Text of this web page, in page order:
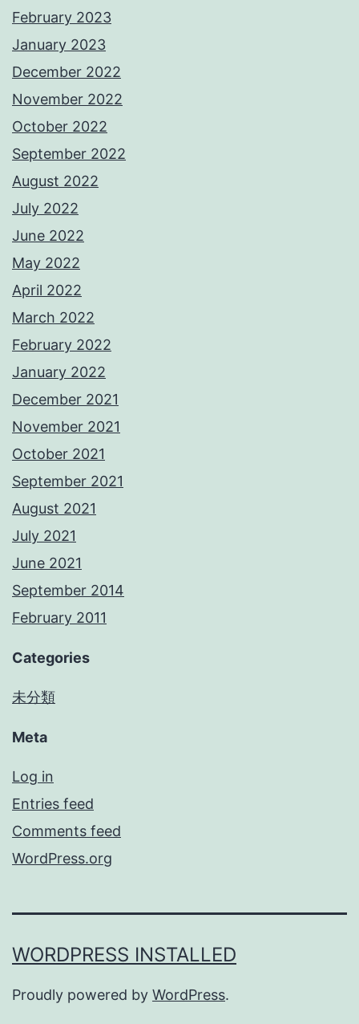
February 2023
January 2023
December 2022
November 2022
October 2022
September 2022
August 2022
July 2022
June 2022
May 2022
April 2022
March 2022
February 2022
January 2022
December 2021
November 2021
October 2021
September 2021
August 2021
July 2021
June 2021
September 2014
February 2011
Categories
未分類
Meta
Log in
Entries feed
Comments feed
WordPress.org
WORDPRESS INSTALLED
Proudly powered by WordPress.